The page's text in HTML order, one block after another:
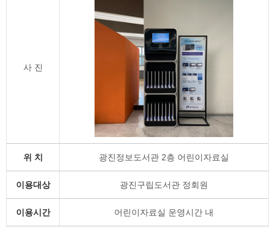
사 진
위 치 광진정보도서관 2층 어린이자료실
이용대상 광진구립도서관 정회원
이용시간 어린이자료실 운영시간 내